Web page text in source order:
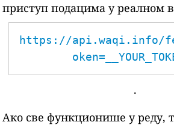
приступ подацима у реалном
https://api.waqi.info/
.
Ако све функционише у реду,